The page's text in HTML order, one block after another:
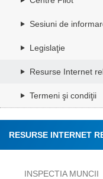
Sesiuni de
Legislaţie
Resurse Internet
Termeni şi condiţii
RESURSE INTERNET
INSPECTIA MUNCII